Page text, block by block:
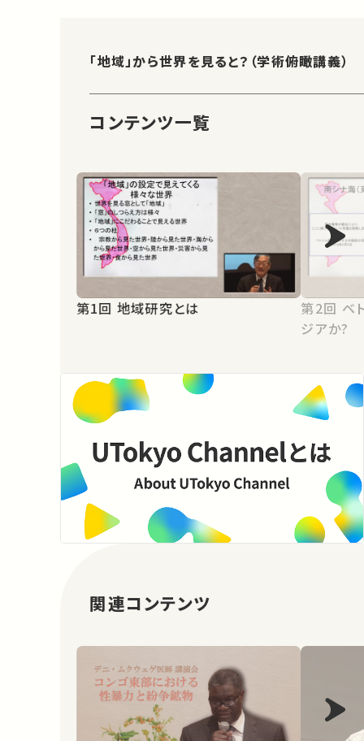
「地域」から世界を見ると？（学術俯瞰講義）
コンテンツ一覧
第1回 地域研究とは
第2回 ベトナムは東アジアか東南ア
ジアか?
関連コンテンツ